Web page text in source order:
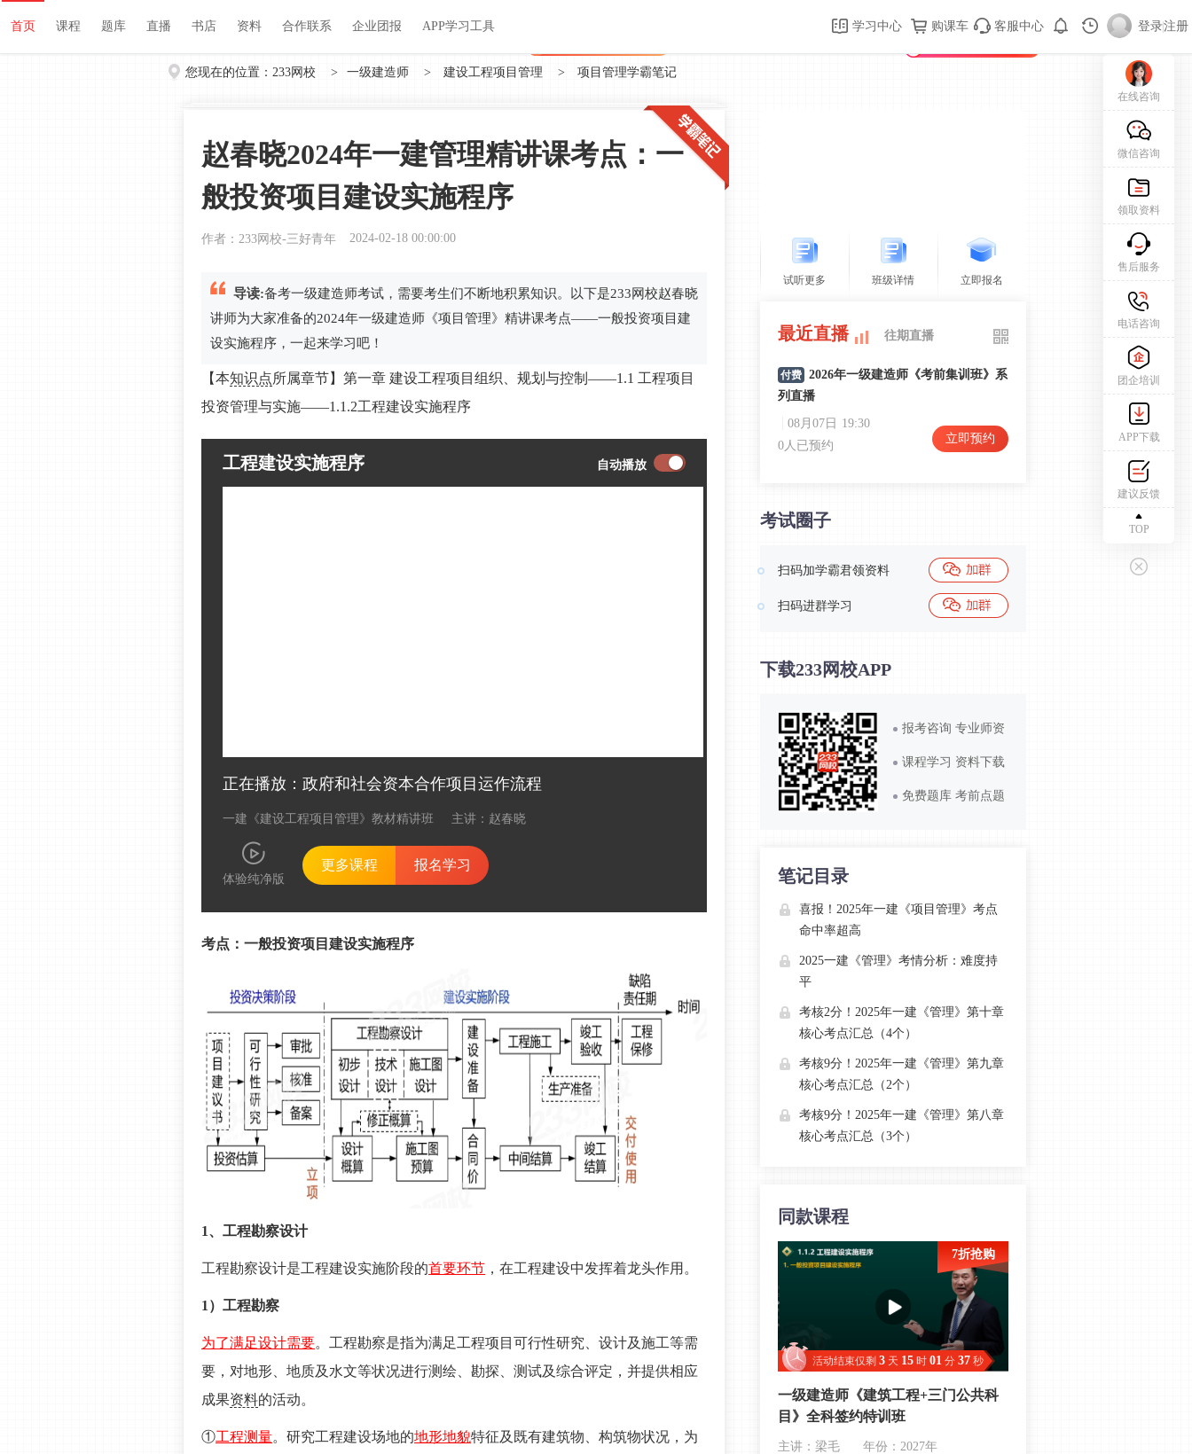
首页 课程 题库 直播 书店 资料 关于我们 帮助中心 购课车 登录/注册
首页 课程 题库 直播 书店 资料 合作联系 企业团报 APP学习工具 学习中心 购课车 客服中心 登录|注册
您现在的位置： 233网校 > 一级建造师 > 建设工程项目管理 > 项目管理学霸笔记
赵春晓2024年一建管理精讲课考点：一
般投资项目建设实施程序
作者：233网校-三好青年 2024-02-18 00:00:00
导读:备考一级建造师考试，需要考生们不断地积累知识。以下是233网校赵春晓
讲师为大家准备的2024年一级建造师《项目管理》精讲课考点——一般投资项目建
设实施程序，一起来学习吧！
【本知识点所属章节】第一章 建设工程项目组织、规划与控制——1.1 工程项目
投资管理与实施——1.1.2工程建设实施程序
工程建设实施程序 自动播放
正在播放：政府和社会资本合作项目运作流程
一建《建设工程项目管理》教材精讲班 主讲：赵春晓
体验纯净版
更多课程 报名学习
考点： 一般投资项目建设实施程序
1、工程勘察设计
工程勘察设计是工程建设实施阶段的首要环节 ，在工程建设中发挥着龙头作用。
1）工程勘察
为了满足设计需要。工程勘察是指为满足工程项目可行性研究、设计及施工等需
要，对地形、地质及水文等状况进行测绘、勘探、测试及综合评定，并提供相应
成果资料的活动。
①工程测量。研究工程建设场地的地形地貌特征及既有建筑物、构筑物状况，为
试听更多 班级详情 立即报名
最近直播 往期直播
付费 2026年一级建造师《考前集训班》系
列直播
08月07日 19:30
0人已预约
立即预约
08月17日
考试圈子
扫码加学霸君领资料
扫码进群学习
下载233网校APP
报考咨询 专业师资
课程学习 资料下载
免费题库 考前点题
笔记目录
喜报！2025年一建《项目管理》考点
命中率超高
2025一建《管理》考情分析：难度持
平
考核2分！2025年一建《管理》第十章
核心考点汇总（4个）
考核9分！2025年一建《管理》第九章
核心考点汇总（2个）
考核9分！2025年一建《管理》第八章
核心考点汇总（3个）
考核10分！2025年一建《管理》第六
章核心考点汇总（3个）
考核16分！2025年一建《管理》第五
考核16分！2025年一建《管理》第四
章核心考点汇总（8个）
24年狂考23分！2025年一建《管理》
第三章核心考点汇总（6个）
考核11分！2025年一建《管理》第二
章核心考点汇总（2个）
同款课程
7折抢购
活动结束仅剩 3 天 15 时 01 分 36 秒
一级建造师《建筑工程+三门公共科
目》全科签约特训班
主讲：梁毛 年份：2027年
在线咨询
微信咨询
领取资料
售后服务
电话咨询
团企培训
APP下载
建议反馈
TOP